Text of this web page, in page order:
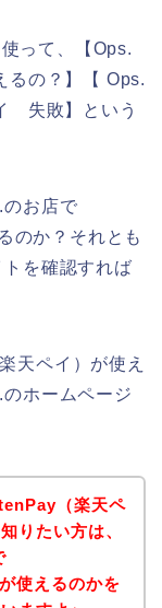
って、【Ops.
の？】【 Ops.
失敗】という
お店で
のか？それとも
を確認すれば
天ペイ）が使え
ホームページ
（楽天ペ
りたい方は、
使えるのかを